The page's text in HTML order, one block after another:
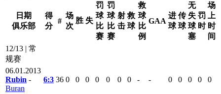
日期
俱乐部
得
分
#
场
次
胜 失
罚
球
比
赛
罚
球
比
赛
射
击
救
球
救
球
比
例
GAA
进
球
传
球
无
失
球
塞
罚
时
场
上
时
间
12/13 | 常
规赛
06.01.2013
Rubin -
Buran
6:3 36 0 0 0 0 0 0 0 - - 0 0 0 0 0